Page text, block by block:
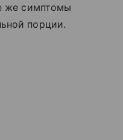
же симптомы
порции.